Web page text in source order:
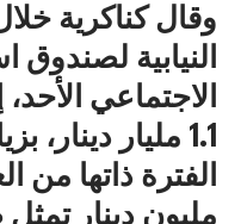
وقال كناكرية
النيابية لصندوق
الاجتماعي
مليون دينار